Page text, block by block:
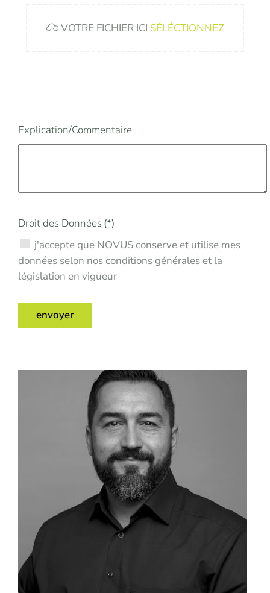
VOTRE FICHIER ICI SÉLÉCTIONNEZ
Explication/Commentaire
Droit des Données(*)
données selon nos conditions générales et la
législation en vigueur
envoyer